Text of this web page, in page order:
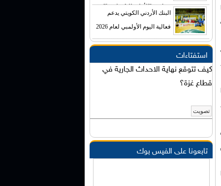
صناديق "الأعلى للتكنولوجيا"
البنك الأردني الكويتي يدعم
فعالية اليوم الأولمبي لعام 2026
استفتاءات
كيف تتوقع نهاية الاحداث الجارية في
قطاع غزة؟
تابعونا على الفيس بوك